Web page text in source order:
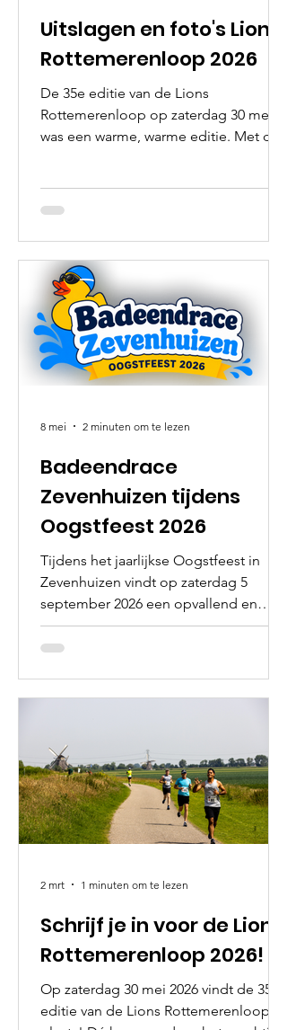
Uitslagen en foto's Lions
Rottemerenloop 2026
De 35e editie van de Lions
Rottemerenloop op zaterdag 30 mei
was een warme, warme editie. Met de
die hebben meegedaan: met jouw
inschrijving draag je bij aan de
ondersteuning van het goede doel:
Team Zeparo (
https://www.roparun.nl/teams/zeparo )
en Stichting Leergeld Hollandsche
IJssel (https://www.leergeldijssel.nl/)
Badeendrace
Zevenhuizen tijdens
Oogstfeest 2026
Tijdens het jaarlijkse Oogstfeest in
Zevenhuizen vindt op zaterdag 5
september 2026 een opvallend en
vrolijk goededoelenevenement plaats:
de Badeendrace Zevenhuizen.
alleen spektakel voor bezoekers, maar
draagt ook direct bij aan een bijzonder
lokaal initiatief: Kinderzorghuis Onder
de Wieken in Moerkapelle. In totaal
zijn er circa 6.000 eend
8 mei 2 minuten om te lezen
Schrijf je in voor de Lions
Rottemerenloop 2026!
Op zaterdag 30 mei 2026 vindt de 35e
editie van de Lions Rottemerenloop
2 mrt 1 minuten om te lezen